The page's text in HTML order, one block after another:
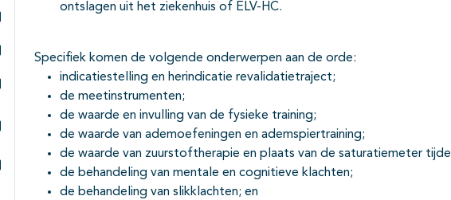
Subpagina's open- en dichtklappen
Subpagina's open- en dichtklappen
Subpagina's open- en dichtklappen
Subpagina's open- en dichtklappen
ontslagen uit het ziekenhuis of ELV-HC.
Specifiek komen de volgende onderwerpen aan de orde:
indicatiestelling en herindicatie revalidatietraject;
de meetinstrumenten;
de waarde en invulling van de fysieke training;
de waarde van ademoefeningen en ademspiertraining;
de waarde van zuurstoftherapie en plaats van de saturatiemeter
de behandeling van mentale en cognitieve klachten;
de behandeling van slikklachten; en